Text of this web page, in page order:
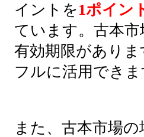
イントを1ポイン
ています。古本
有効期限があり
フルに活用でき
また、古本市場